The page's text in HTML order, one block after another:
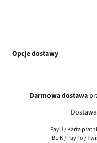
Opcje dostawy
Darmowa dostawa
PayU / Karta
BLIK / PayPo /